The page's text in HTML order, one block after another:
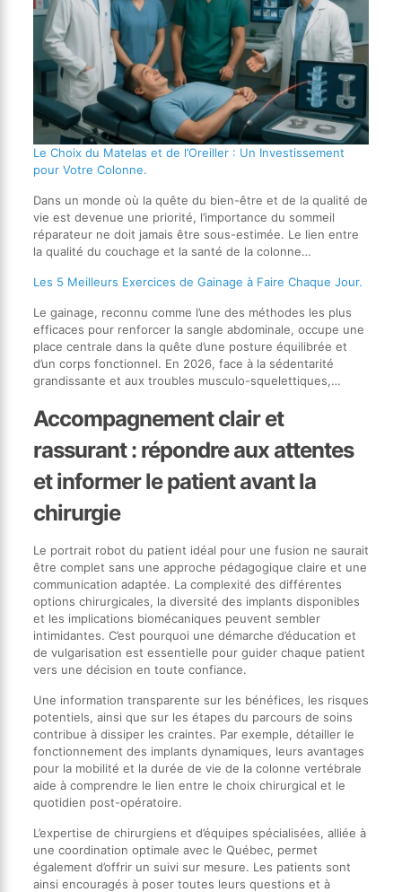
Le Choix du Matelas et de l’Oreiller : Un Investissement
pour Votre Colonne.
Dans un monde où la quête du bien-être et de la qualité de
vie est devenue une priorité, l’importance du sommeil
réparateur ne doit jamais être sous-estimée. Le lien entre
la qualité du couchage et la santé de la colonne…
Les 5 Meilleurs Exercices de Gainage à Faire Chaque Jour.
Le gainage, reconnu comme l’une des méthodes les plus
efficaces pour renforcer la sangle abdominale, occupe une
place centrale dans la quête d’une posture équilibrée et
d’un corps fonctionnel. En 2026, face à la sédentarité
grandissante et aux troubles musculo-squelettiques,…
Accompagnement clair et
rassurant : répondre aux attentes
et informer le patient avant la
chirurgie
Le portrait robot du patient idéal pour une fusion ne saurait
être complet sans une approche pédagogique claire et une
communication adaptée. La complexité des différentes
options chirurgicales, la diversité des implants disponibles
et les implications biomécaniques peuvent sembler
intimidantes. C’est pourquoi une démarche d’éducation et
de vulgarisation est essentielle pour guider chaque patient
vers une décision en toute confiance.
Une information transparente sur les bénéfices, les risques
potentiels, ainsi que sur les étapes du parcours de soins
contribue à dissiper les craintes. Par exemple, détailler le
fonctionnement des implants dynamiques, leurs avantages
pour la mobilité et la durée de vie de la colonne vertébrale
aide à comprendre le lien entre le choix chirurgical et le
quotidien post-opératoire.
L’expertise de chirurgiens et d’équipes spécialisées, alliée à
une coordination optimale avec le Québec, permet
également d’offrir un suivi sur mesure. Les patients sont
ainsi encouragés à poser toutes leurs questions et à